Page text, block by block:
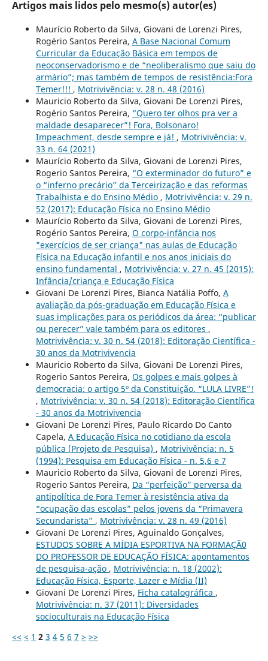
Artigos mais lidos pelo mesmo(s) autor(es)
Maurício Roberto da Silva, Giovani de Lorenzi Pires,
Rogério Santos Pereira, A Base Nacional Comum
Curricular da Educação Básica em tempos de
neoconservadorismo e de “neoliberalismo que saiu do
armário”; mas também de tempos de resistência:Fora
Temer!!! , Motrivivência: v. 28 n. 48 (2016)
Mauricio Roberto da Silva, Giovani De Lorenzi Pires,
Rogério Santos Pereira, “Quero ter olhos pra ver a
maldade desaparecer”! Fora, Bolsonaro!
Impeachment, desde sempre e já! , Motrivivência: v.
33 n. 64 (2021)
Maurício Roberto da Silva, Giovani de Lorenzi Pires,
Rogerio Santos Pereira, “O exterminador do futuro” e
o “inferno precário” da Terceirização e das reformas
Trabalhista e do Ensino Médio , Motrivivência: v. 29 n.
52 (2017): Educação Física no Ensino Médio
Maurício Roberto da Silva, Giovani de Lorenzi Pires,
Rogério Santos Pereira, O corpo-infância nos
"exercícios de ser criança" nas aulas de Educação
Física na Educação infantil e nos anos iniciais do
ensino fundamental , Motrivivência: v. 27 n. 45 (2015):
Infância/criança e Educação Física
Giovani De Lorenzi Pires, Bianca Natália Poffo, A
avaliação da pós-graduação em Educação Física e
suas implicações para os periódicos da área: “publicar
ou perecer” vale também para os editores ,
Motrivivência: v. 30 n. 54 (2018): Editoração Científica -
30 anos da Motrivivencia
Mauricio Roberto da Silva, Giovani De Lorenzi Pires,
Rogerio Santos Pereira, Os golpes e mais golpes à
democracia: o artigo 5º da Constituição. “LULA LIVRE”!
, Motrivivência: v. 30 n. 54 (2018): Editoração Científica
- 30 anos da Motrivivencia
Giovani De Lorenzi Pires, Paulo Ricardo Do Canto
Capela, A Educação Física no cotidiano da escola
pública (Projeto de Pesquisa) , Motrivivência: n. 5
(1994): Pesquisa em Educação Física - n. 5,6 e 7
Mauricio Roberto da Silva, Giovani de Lorenzi Pires,
Rogerio Santos Pereira, Da “perfeição” perversa da
antipolítica de Fora Temer à resistência ativa da
“ocupação das escolas” pelos jovens da “Primavera
Secundarista” , Motrivivência: v. 28 n. 49 (2016)
Giovani De Lorenzi Pires, Aguinaldo Gonçalves,
ESTUDOS SOBRE A MÍDIA ESPORTIVA NA FORMAÇÃ0
DO PROFESSOR DE EDUCAÇÃO FÍSICA: apontamentos
de pesquisa-ação , Motrivivência: n. 18 (2002):
Educação Física, Esporte, Lazer e Mídia (II)
Giovani De Lorenzi Pires, Ficha catalográfica ,
Motrivivência: n. 37 (2011): Diversidades
socioculturais na Educação Física
<< < 1 2 3 4 5 6 7 > >>